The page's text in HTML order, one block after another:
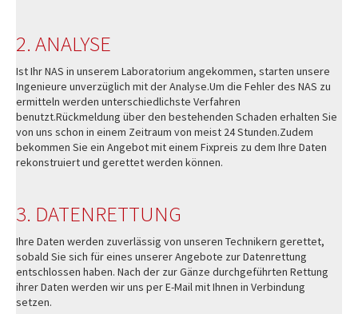
2. ANALYSE
Ist Ihr NAS in unserem Laboratorium angekommen, starten unsere
Ingenieure unverzüglich mit der Analyse.Um die Fehler des NAS zu
ermitteln werden unterschiedlichste Verfahren
benutzt.Rückmeldung über den bestehenden Schaden erhalten Sie
von uns schon in einem Zeitraum von meist 24 Stunden.Zudem
bekommen Sie ein Angebot mit einem Fixpreis zu dem Ihre Daten
rekonstruiert und gerettet werden können.
3. DATENRETTUNG
Ihre Daten werden zuverlässig von unseren Technikern gerettet,
sobald Sie sich für eines unserer Angebote zur Datenrettung
entschlossen haben. Nach der zur Gänze durchgeführten Rettung
ihrer Daten werden wir uns per E-Mail mit Ihnen in Verbindung
setzen.